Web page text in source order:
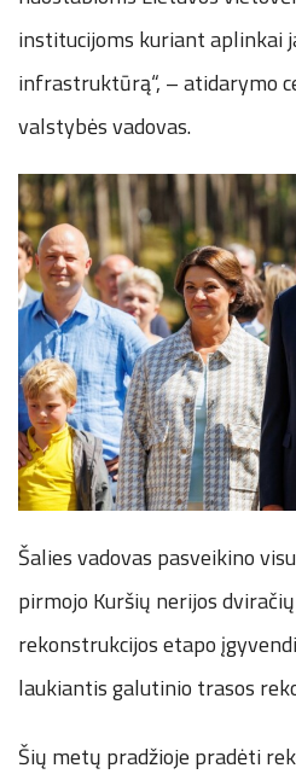
institucijoms kuriant aplinkai
infrastruktūrą“, – atidarymo
valstybės vadovas.
Šalies vadovas pasveikino
pirmojo Kuršių nerijos
rekonstrukcijos etapo
laukiantis galutinio trasos
Šių metų pradžioje pradėti